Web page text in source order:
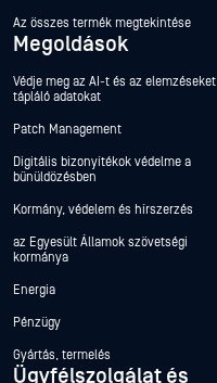
Az összes termék megtekintése
Megoldások
Védje meg az AI-t és az elemzéseket
tápláló adatokat
Patch Management
Digitális bizonyítékok védelme a
bűnüldözésben
Kormány, védelem és hírszerzés
az Egyesült Államok szövetségi
kormánya
Energia
Pénzügy
Gyártás, termelés
Ügyfélszolgálat és